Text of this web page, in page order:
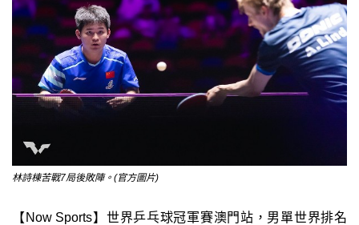
林詩棟苦戰7局後敗陣。(官方圖片)
【Now Sports】世界乒乓球冠軍賽澳門站，男單世界排名